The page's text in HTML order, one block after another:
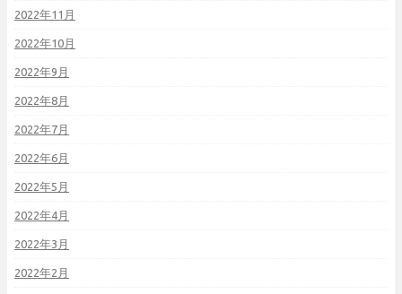
2022年11月
2022年10月
2022年9月
2022年8月
2022年7月
2022年6月
2022年5月
2022年4月
2022年3月
2022年2月